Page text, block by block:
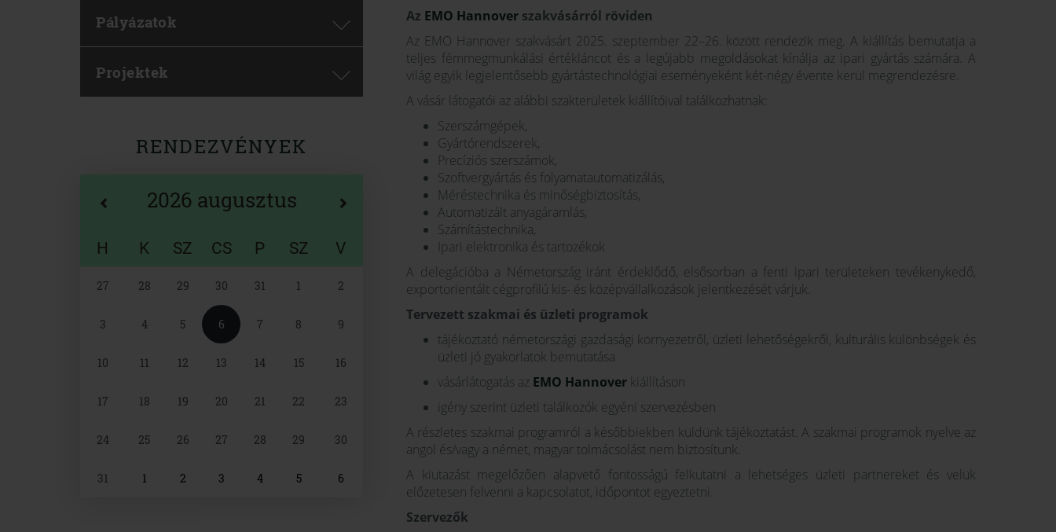
Pályázatok
Projektek
RENDEZVÉNYEK
választó
2026 augusztus
H K SZ CS P SZ V
27 28 29 30 31 1 2
3 4 5 6 7 8 9
10 11 12 13 14 15 16
17 18 19 20 21 22 23
24 25 26 27 28 29 30
31 1 2 3 4 5 6
Az EMO Hannover szakvásárról röviden
Az EMO Hannover szakvásárt 2025. szeptember 22–26. között rendezik meg. A kiállítás bemutatja a
teljes fémmegmunkálási értékláncot és a legújabb megoldásokat kínálja az ipari gyártás számára. A
világ egyik legjelentősebb gyártástechnológiai eseményeként két-négy évente kerül megrendezésre.
A vásár látogatói az alábbi szakterületek kiállítóival találkozhatnak:
Szerszámgépek,
Gyártórendszerek,
Precíziós szerszámok,
Szoftvergyártás és folyamatautomatizálás,
Méréstechnika és minőségbiztosítás,
Automatizált anyagáramlás,
Számítástechnika,
Ipari elektronika és tartozékok
A delegációba a Németország iránt érdeklődő, elsősorban a fenti ipari területeken tevékenykedő,
exportorientált cégprofilú kis- és középvállalkozások jelentkezését várjuk.
Tervezett szakmai és üzleti programok
tájékoztató németországi gazdasági környezetről, üzleti lehetőségekről, kulturális különbségek és
üzleti jó gyakorlatok bemutatása
vásárlátogatás az EMO Hannover kiállításon
igény szerint üzleti találkozók egyéni szervezésben
A részletes szakmai programról a későbbiekben küldünk tájékoztatást. A szakmai programok nyelve az
angol és/vagy a német, magyar tolmácsolást nem biztosítunk.
A kiutazást megelőzően alapvető fontosságú felkutatni a lehetséges üzleti partnereket és velük
előzetesen felvenni a kapcsolatot, időpontot egyeztetni.
Szervezők